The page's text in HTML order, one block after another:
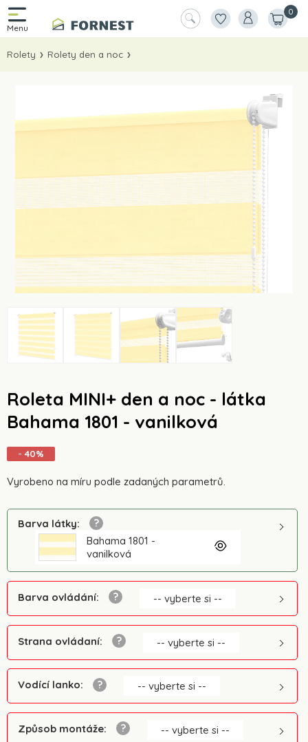
0
Rolety Rolety den a noc
Roleta MINI+ den a noc - látka
Bahama 1801 - vanilková
- 40%
Vyrobeno na míru podle zadaných parametrů.
Barva látky:
Bahama 1801 -
vanilková
Barva ovládání: -- vyberte si --
Strana ovládaní: -- vyberte si --
Vodící lanko: -- vyberte si --
Způsob montáže: -- vyberte si --